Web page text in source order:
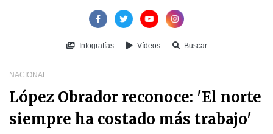
Infografías Vídeos Buscar
NACIONAL
López Obrador reconoce: 'El norte
siempre ha costado más trabajo'